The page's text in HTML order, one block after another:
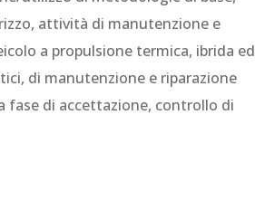
attività di manutenzione e
a propulsione termica, ibrida ed
di manutenzione e riparazione
fase di accettazione, controllo di